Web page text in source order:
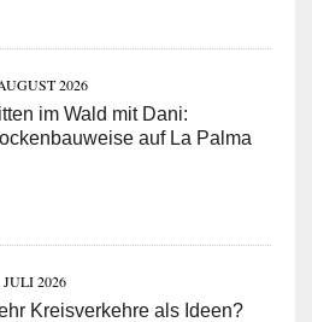
2026
im Wald mit Dani:
auf La Palma
JULI 2026
Kreisverkehre als Ideen?